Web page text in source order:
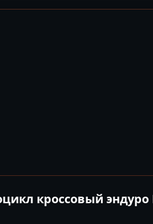
кроссовый эндуро